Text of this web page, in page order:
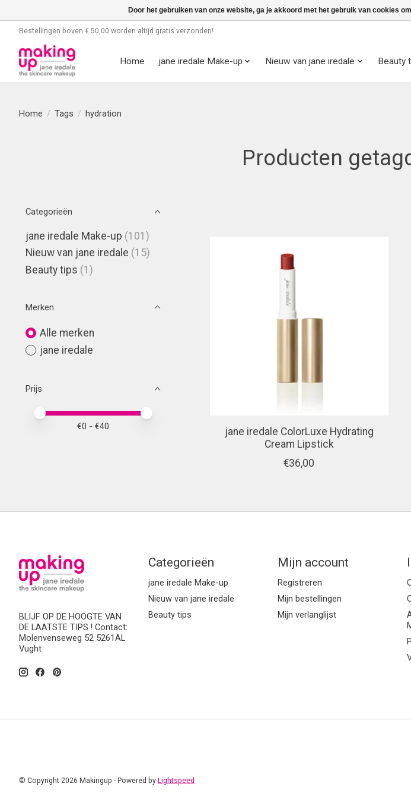
Bestellingen boven € 50,00 worden altijd gratis verzonden!
Home jane iredale Make-up Nieuw van jane iredale Beauty
Home / Tags / hydration
Producten
Categorieën
jane iredale Make-up (101)
Nieuw van jane iredale (15)
Beauty tips (1)
Merken
Alle merken
jane iredale
Prijs
Minimale prijswaarde
Price maximum value
€0 - €40
jane iredale ColorLuxe Hydrating
Cream Lipstick
€36,00
BLIJF OP DE HOOGTE VAN
DE LAATSTE TIPS ! Contact:
Molenvenseweg 52 5261AL
Vught
Categorieën
jane iredale Make-up
Nieuw van jane iredale
Beauty tips
Mijn account
Registreren
Mijn bestellingen
Mijn verlanglijst
© Copyright 2026 Makingup - Powered by Lightspeed
Door het gebruiken van onze website, ga je akkoord met het gebruik van cookies